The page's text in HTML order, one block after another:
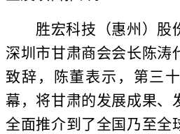
胜宏科技（惠州）股
深圳市甘肃商会会长陈涛
致辞，陈董表示，第三
幕，将甘肃的发展成果、
全面推介到了全国乃至全